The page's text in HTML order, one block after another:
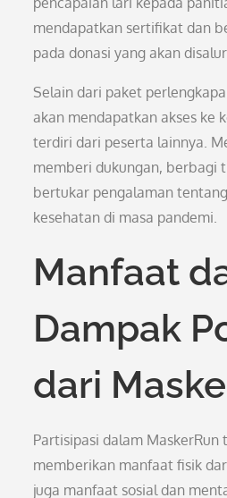
mendapatkan sertifikat dan
pada donasi yang akan
Selain dari paket
akan mendapatkan akses ke
terdiri dari peserta lainnya.
memberi dukungan, berbagi
bertukar pengalaman
kesehatan di masa pandemi.
Manfaat
Dampak
dari
Partisipasi dalam MaskerRun
memberikan manfaat fisik
juga manfaat sosial dan